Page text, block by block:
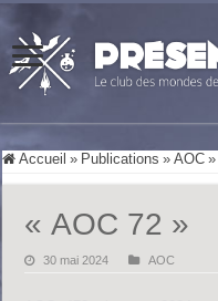
Accueil » Publications » AOC »
« AOC 72 »
30 mai 2024 AOC